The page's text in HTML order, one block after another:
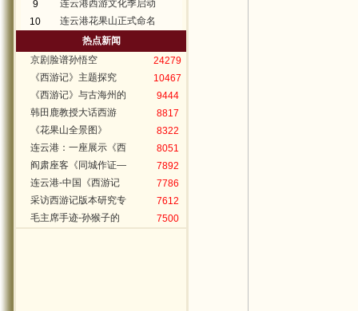
9
连云港西游文化季启动
10
连云港花果山正式命名
热点新闻
京剧脸谱孙悟空
24279
《西游记》主题探究
10467
《西游记》与古海州的
9444
韩田鹿教授大话西游
8817
《花果山全景图》
8322
连云港：一座展示《西
8051
阎肃座客《同城作证—
7892
连云港-中国《西游记
7786
采访西游记版本研究专
7612
毛主席手迹-孙猴子的
7500